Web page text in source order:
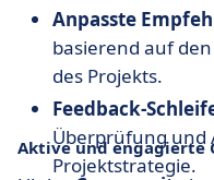
Anpasste
basierend auf
des Projekts.
Feedback-
Überprüfung und
Projektstrategie.
Aktive und engagierte